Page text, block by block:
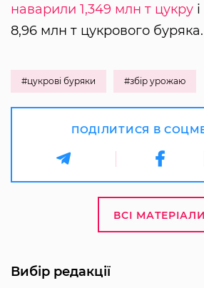
наварили 1,349 млн т цукру
8,96 млн т цукрового буряка.
#цукрові буряки #збір урожаю
ПОДІЛИТИСЯ В
ВСІ МАТЕРІАЛИ
Вибір редакції